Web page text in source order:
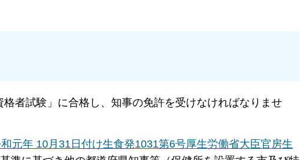
者試験」に合格し、知事の免許を受けなければなりませ
元年 10月31日付け生食発1031第6号厚生労働省大臣官房生